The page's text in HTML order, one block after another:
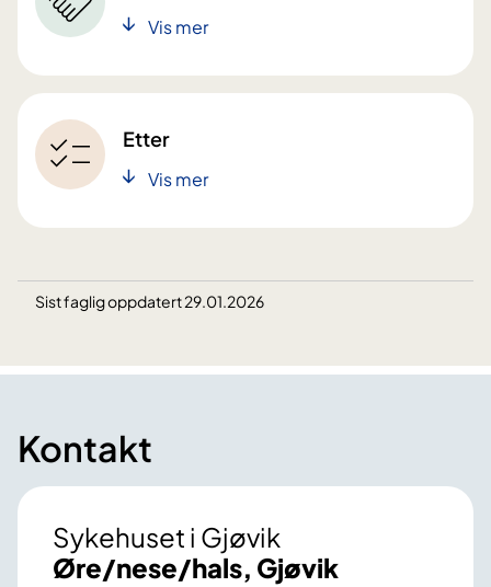
Vis mer
Etter
Vis mer
Sist faglig oppdatert 29.01.2026
Kontakt
Sykehuset i Gjøvik
Øre/nese/hals, Gjøvik